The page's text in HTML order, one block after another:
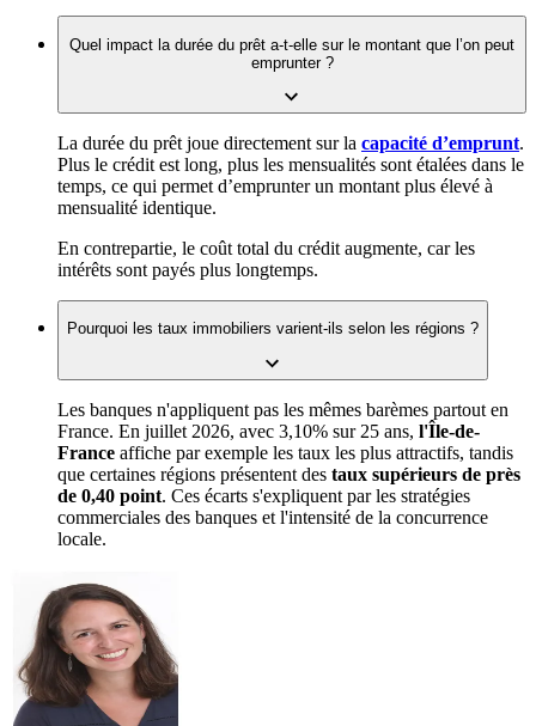
Quel impact la durée du prêt a-t-elle sur le montant que l’on peut
emprunter ?
La durée du prêt joue directement sur la capacité d’emprunt.
Plus le crédit est long, plus les mensualités sont étalées dans le
temps, ce qui permet d’emprunter un montant plus élevé à
mensualité identique.
En contrepartie, le coût total du crédit augmente, car les
intérêts sont payés plus longtemps.
Pourquoi les taux immobiliers varient-ils selon les régions ?
Les banques n'appliquent pas les mêmes barèmes partout en
France. En juillet 2026, avec 3,10% sur 25 ans, l'Île-de-
France affiche par exemple les taux les plus attractifs, tandis
que certaines régions présentent des taux supérieurs de près
de 0,40 point. Ces écarts s'expliquent par les stratégies
commerciales des banques et l'intensité de la concurrence
locale.